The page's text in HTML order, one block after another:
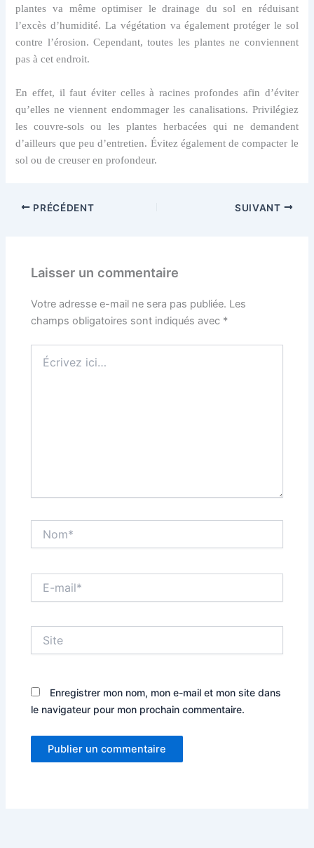
plantes va même optimiser le drainage du sol en réduisant
l’excès d’humidité. La végétation va également protéger le sol
contre l’érosion. Cependant, toutes les plantes ne conviennent
pas à cet endroit.
En effet, il faut éviter celles à racines profondes afin d’éviter
qu’elles ne viennent endommager les canalisations. Privilégiez
les couvre-sols ou les plantes herbacées qui ne demandent
d’ailleurs que peu d’entretien. Évitez également de compacter le
sol ou de creuser en profondeur.
PRÉCÉDENT SUIVANT
Laisser un commentaire
Votre adresse e-mail ne sera pas publiée. Les
champs obligatoires sont indiqués avec *
ici…
mail*
Enregistrer mon nom, mon e-mail et mon site dans
le navigateur pour mon prochain commentaire.